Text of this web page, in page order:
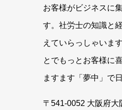
お客様がビジネスに
す。社労士の知識と
えていらっしゃいま
とでもっとお客様に
ますます「夢中」で
〒541-0052 大阪府